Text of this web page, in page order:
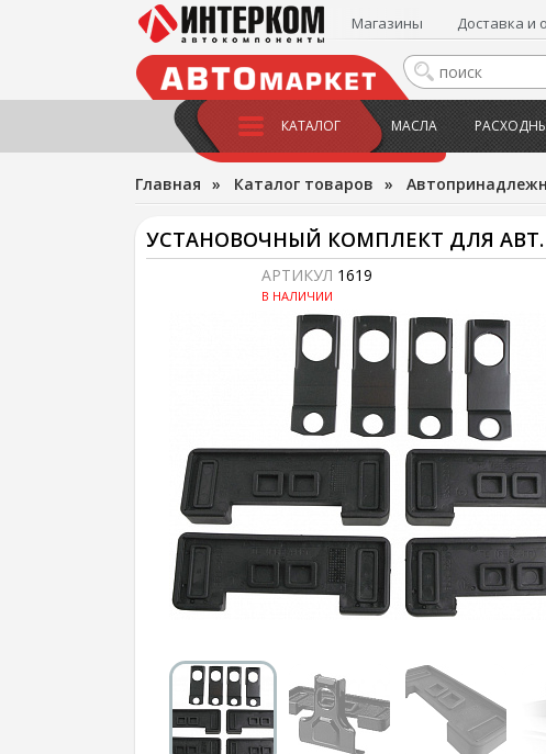
Магазины Доставка и
КАТАЛОГ МАСЛА
Главная » Каталог товаров »
УСТАНОВОЧНЫЙ КОМПЛЕКТ ДЛЯ АВТ.
АРТИКУЛ 1619
В НАЛИЧИИ